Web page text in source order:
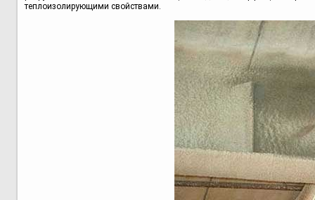
теплоизолирующими свойствами.